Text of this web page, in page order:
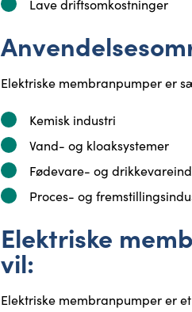
Lave driftsomkostninger
Elektriske membranpumper er
Kemisk industri
Vand- og kloaksystemer
Fødevare- og
Proces- og
Elektriske
vil:
Elektriske membranpumper er